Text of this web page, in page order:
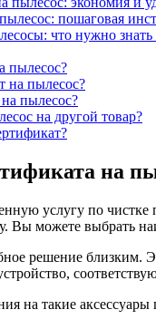
пошаговая
что нужно знать
пылесос?
на пылесос?
пылесос?
на другой товар?
на
услугу по
Вы можете выбрать
решение близким.
на такие